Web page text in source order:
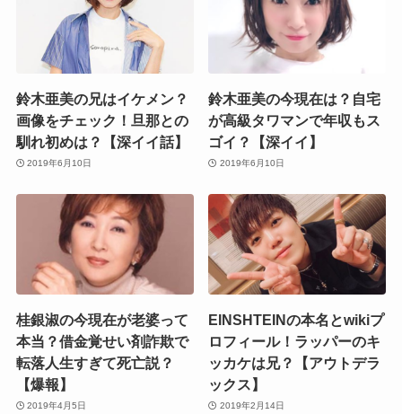
鈴木亜美の兄はイケメン？
画像をチェック！旦那との
馴れ初めは？【深イイ話】
2019年6月10日
鈴木亜美の今現在は？自宅
が高級タワマンで年収もス
ゴイ？【深イイ】
2019年6月10日
桂銀淑の今現在が老婆って
本当？借金覚せい剤詐欺で
転落人生すぎて死亡説？
【爆報】
2019年4月5日
EINSHTEINの本名とwikiプ
ロフィール！ラッパーのキ
ッカケは兄？【アウトデラ
ックス】
2019年2月14日